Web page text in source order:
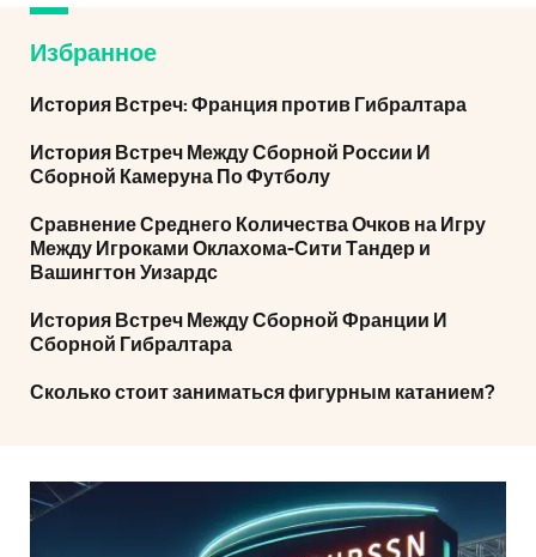
Избранное
История Встреч: Франция против Гибралтара
История Встреч Между Сборной России И
Сборной Камеруна По Футболу
Сравнение Среднего Количества Очков на Игру
Между Игроками Оклахома-Сити Тандер и
Вашингтон Уизардс
История Встреч Между Сборной Франции И
Сборной Гибралтара
Сколько стоит заниматься фигурным катанием?